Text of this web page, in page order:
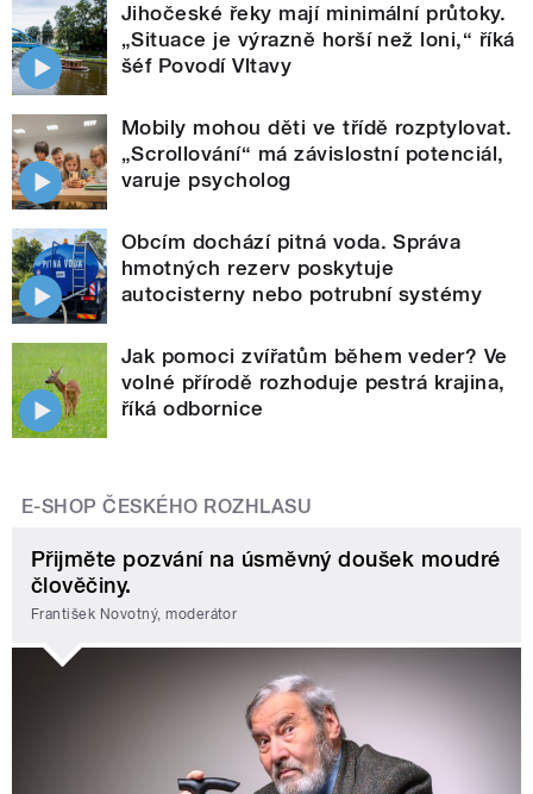
Jihočeské řeky mají minimální průtoky.
„Situace je výrazně horší než loni,“ říká
šéf Povodí Vltavy
Mobily mohou děti ve třídě rozptylovat.
„Scrollování“ má závislostní potenciál,
varuje psycholog
Obcím dochází pitná voda. Správa
hmotných rezerv poskytuje
autocisterny nebo potrubní systémy
Jak pomoci zvířatům během veder? Ve
volné přírodě rozhoduje pestrá krajina,
říká odbornice
E-SHOP ČESKÉHO ROZHLASU
Přijměte pozvání na úsměvný doušek moudré
člověčiny.
František Novotný, moderátor